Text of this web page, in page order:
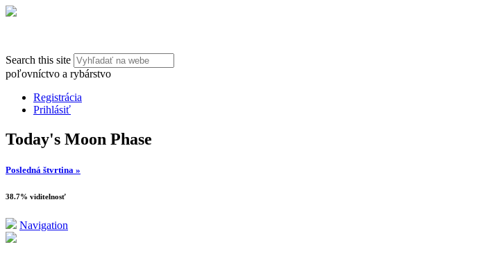
Search this site
poľovníctvo a rybárstvo
Registrácia
Prihlásiť
Today's Moon Phase
Posledná štvrtina »
38.7% viditelnosť
Navigation